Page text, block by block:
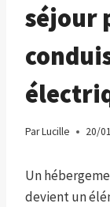
séjour
ParLucille 20/
Un
devient un